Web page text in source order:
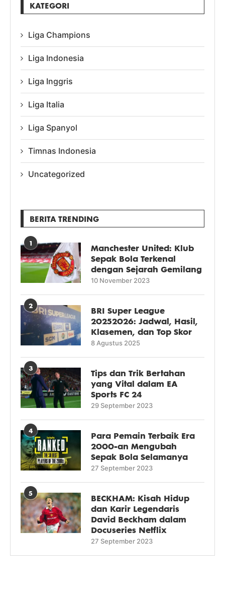
KATEGORI
Liga Champions
Liga Indonesia
Liga Inggris
Liga Italia
Liga Spanyol
Timnas Indonesia
Uncategorized
BERITA TRENDING
1
Manchester United: Klub
Sepak Bola Terkenal
dengan Sejarah Gemilang
10 November 2023
2
BRI Super League
20252026: Jadwal, Hasil,
Klasemen, dan Top Skor
8 Agustus 2025
3
Tips dan Trik Bertahan
yang Vital dalam EA
Sports FC 24
29 September 2023
4
Para Pemain Terbaik Era
2000-an Mengubah
Sepak Bola Selamanya
27 September 2023
5
BECKHAM: Kisah Hidup
dan Karir Legendaris
David Beckham dalam
Docuseries Netflix
27 September 2023